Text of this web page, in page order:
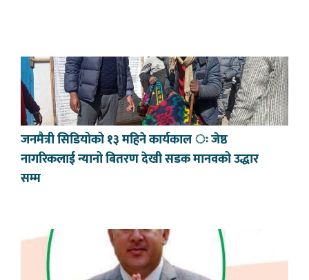
जनमैत्री सिडियोको १३ महिने कार्यकाल ः जेष्ठ
नागरिकलाई न्यानो बितरण देखी सडक मानवको उद्धार
सम्म